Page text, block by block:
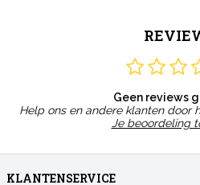
Geen reviews
Help ons en andere klanten door
Je beoordeling
KLANTENSERVICE